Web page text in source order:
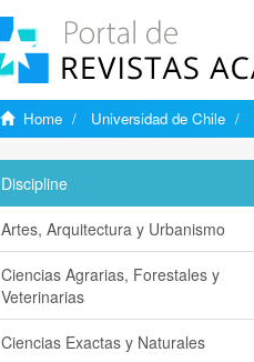
Home Universidad de Chile
Discipline
Artes, Arquitectura y Urbanismo
Ciencias Agrarias, Forestales y
Veterinarias
Ciencias Exactas y Naturales